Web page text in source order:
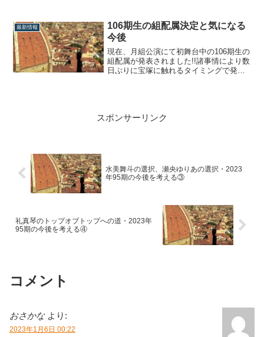
ということで彩風＆朝月の大劇場お披露
目公演が発表されましたね。時間の関係
上さっくりまとめます。狙うはポスト早
霧せいな...
最新情報
106期生の組配属決定と気になる
今後
現在、月組公演にて初舞台中の106期生の
組配属が発表されました!!諸事情により数
日ぶりに宝塚に触れるタイミングで発表
スカステでの映像でしか見ていませ...
スポンサーリンク
水美舞斗の選択、瀬央ゆりあの選択・2023
年95期の今後を考える③
礼真琴のトップオブトップへの道・2023年
95期の今後を考える④
コメント
おさかな より:
2023年1月6日 00:22